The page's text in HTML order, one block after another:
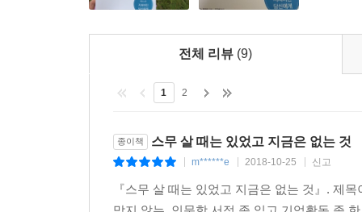
전체 리뷰 (9)
1 2
종이책 스무 살 때는 있었고 지금은 없는 것
m******e 2018-10-25 신고
『스무 살 때는 있었고 지금은 없는 것』. 제